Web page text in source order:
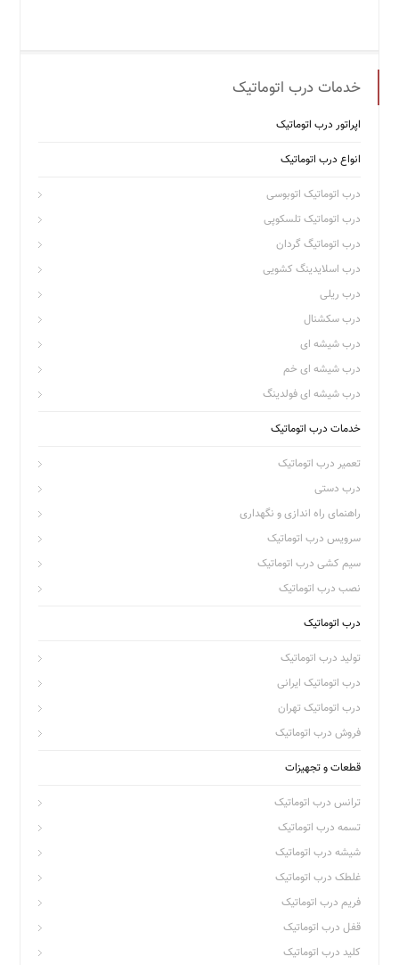
خدمات درب اتوماتیک
اپراتور درب اتوماتیک
انواع درب اتوماتیک
درب اتوماتیک اتوبوسی
درب اتوماتیک تلسکوپی
درب اتوماتیگ گردان
درب اسلایدینگ کشویی
درب ریلی
درب سکشنال
درب شیشه ای
درب شیشه ای خم
درب شیشه ای فولدینگ
خدمات درب اتوماتیک
تعمیر درب اتوماتیک
درب دستی
راهنمای راه اندازی و نگهداری
سرویس درب اتوماتیک
سیم کشی درب اتوماتیک
نصب درب اتوماتیک
درب اتوماتیک
تولید درب اتوماتیک
درب اتوماتیک ایرانی
درب اتوماتیک تهران
فروش درب اتوماتیک
قطعات و تجهیزات
ترانس درب اتوماتیک
تسمه درب اتوماتیک
شیشه درب اتوماتیک
غلطک درب اتوماتیک
فریم درب اتوماتیک
قفل درب اتوماتیک
کلید درب اتوماتیک